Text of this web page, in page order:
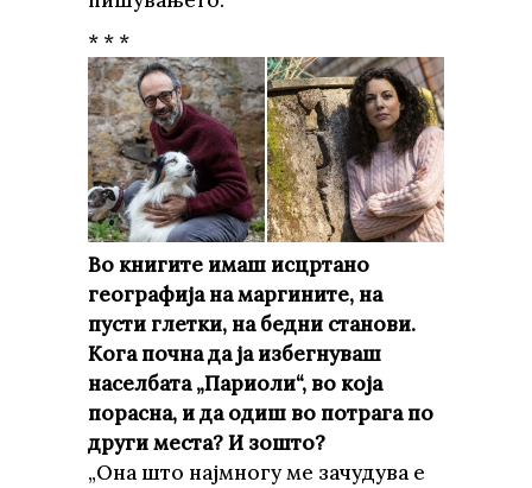
* * *
Во книгите имаш исцртано
географија на маргините, на
пусти глетки, на бедни станови.
Кога почна да ја избегнуваш
населбата „Париоли“, во која
порасна, и да одиш во потрага по
други места? И зошто?
„Она што најмногу ме зачудува е